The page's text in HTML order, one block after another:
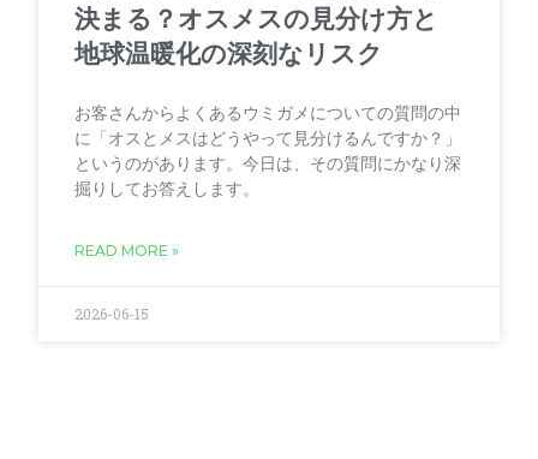
決まる？オスメスの見分け方と
地球温暖化の深刻なリスク
お客さんからよくあるウミガメについての質問の中
に「オスとメスはどうやって見分けるんですか？」
というのがあります。今日は、その質問にかなり深
掘りしてお答えします。
READ MORE »
2026-06-15